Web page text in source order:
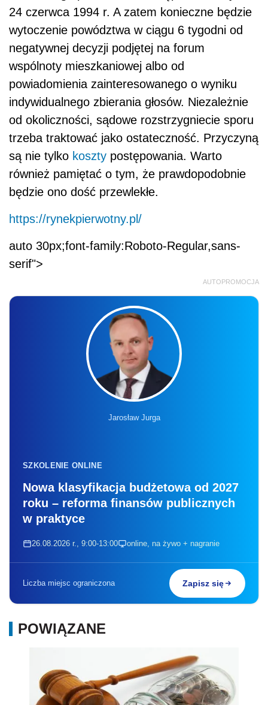
24 czerwca 1994 r. A zatem konieczne będzie
wytoczenie powództwa w ciągu 6 tygodni od
negatywnej decyzji podjętej na forum
wspólnoty mieszkaniowej albo od
powiadomienia zainteresowanego o wyniku
indywidualnego zbierania głosów. Niezależnie
od okoliczności, sądowe rozstrzygniecie sporu
trzeba traktować jako ostateczność. Przyczyną
są nie tylko koszty postępowania. Warto
również pamiętać o tym, że prawdopodobnie
będzie ono dość przewlekłe.
https://rynekpierwotny.pl/
auto 30px;font-family:Roboto-Regular,sans-
serif">
AUTOPROMOCJA
Jarosław Jurga
SZKOLENIE ONLINE
Nowa klasyfikacja budżetowa od 2027
roku – reforma finansów publicznych
w praktyce
26.08.2026 r., 9:00-13:00 online, na żywo + nagranie
Liczba miejsc ograniczona Zapisz się
POWIĄZANE